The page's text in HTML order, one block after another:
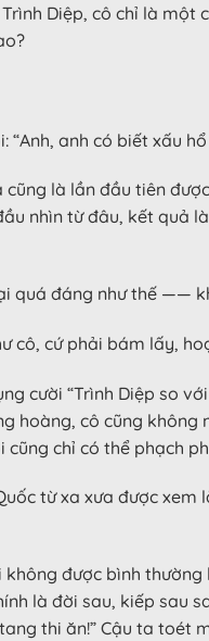
Diệp, cô chỉ là
“Anh, anh có biết xấu
là lần đầu tiên
nhìn từ đâu, kết quả
quá đáng như thế ——
cô, cứ phải bám lấy,
cười “Trình Diệp so
hoàng, cô cũng
cũng chỉ có thể phạch
từ xa xưa được
được bình
là đời sau, kiếp sau
thi ăn!” Cậu ta toét